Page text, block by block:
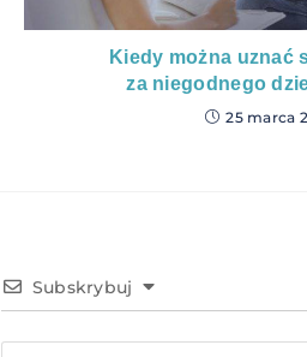
Kiedy można uznać
za niegodnego
25 marca
Subskrybuj